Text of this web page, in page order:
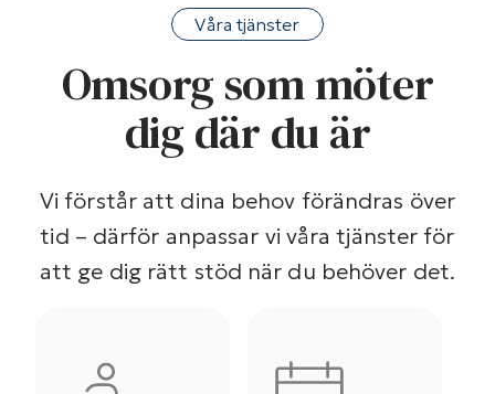
Våra tjänster
Omsorg som möter
dig där du är
Vi förstår att dina behov förändras över
tid – därför anpassar vi våra tjänster för
att ge dig rätt stöd när du behöver det.